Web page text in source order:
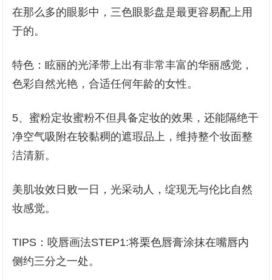
在那么多的眼影中，三色眼影盘是最更容易配上用
于的。
特色：眩丽的光泽带上出有非常丰富的华丽感觉，
色彩自然光艳，合适任何年龄的女性。
5、蜜粉定妆蜜粉不但具备定妆的效果，还能隔绝干
净空气吸附在较黏稠的遮瑕品上，维持整个妆面整
洁清新。
美肌妆效日败一日，光采动人，绽现无与伦比自然
妆感觉。
TIPS：咬唇画法STEP1:将栗色唇膏涂抹在嘴唇内
侧约三分之一处。